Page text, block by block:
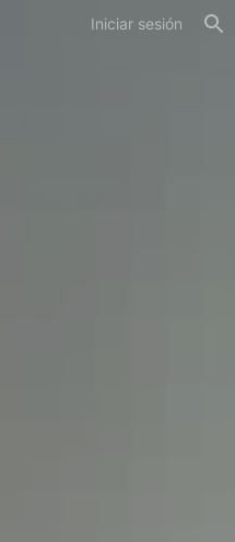
Iniciar sesión